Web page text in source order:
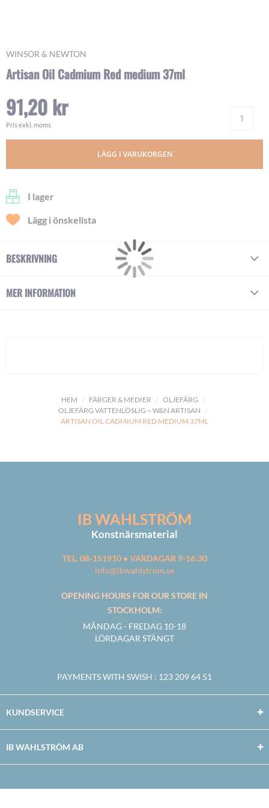
HEM FÄRGER & MEDIER
OLJEFÄRG
OLJEFÄRG VATTENLÖSLIG – W&N ARTISAN
ARTISAN OIL CADMIUM RED MEDIUM 37ML
WINSOR & NEWTON
Artisan Oil Cadmium Red medium 37ml
91,20 kr
Pris exkl. moms
LÄGG I VARUKORGEN
I lager
Lägg i önskelista
Skip
the
of
the
images
BESKRIVNING
MER INFORMATION
IB WAHLSTRÖM
Konstnärsmaterial
TEL. 08-151910 • VARDAGAR 9-16:30
info@ibwahlstrom.se
OPENING HOURS FOR OUR STORE IN
STOCKHOLM:
MÅNDAG - FREDAG 10-18
LÖRDAGAR STÄNGT
PAYMENTS WITH SWISH : 123 209 64 51
KUNDSERVICE
IB WAHLSTRÖM AB
Facebook
TwitterYoutubeInstagram